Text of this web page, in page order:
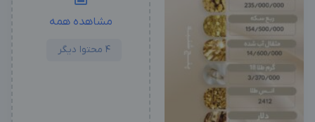
مشاهده همه
4 محتوا دیگر